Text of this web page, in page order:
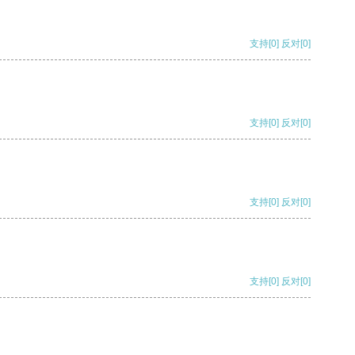
支持[0] 反对[0]
支持[0] 反对[0]
支持[0] 反对[0]
支持[0] 反对[0]